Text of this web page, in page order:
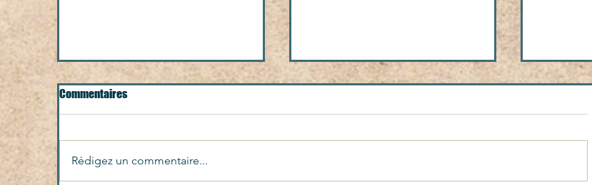
Commentaires
Rédigez un commentaire...